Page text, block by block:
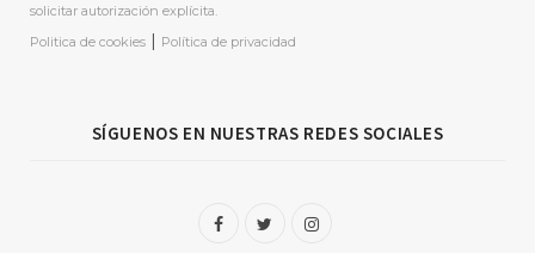
solicitar autorización explícita.
Politica de cookies | Política de privacidad
SÍGUENOS EN NUESTRAS REDES SOCIALES
F
I